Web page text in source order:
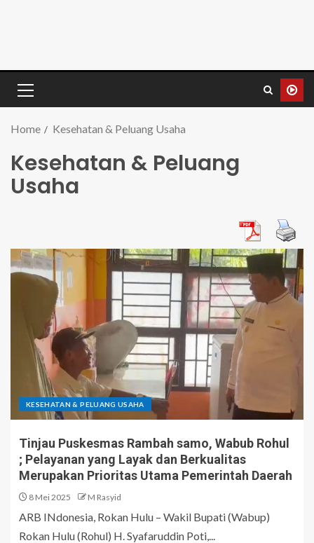
Home Kesehatan & Peluang Usaha
Kesehatan & Peluang
Usaha
KESEHATAN & PELUANG USAHA
Tinjau Puskesmas Rambah samo, Wabub Rohul
; Pelayanan yang Layak dan Berkualitas
Merupakan Prioritas Utama Pemerintah Daerah
8 Mei 2025 M Rasyid
ARB INdonesia, Rokan Hulu – Wakil Bupati (Wabup)
Rokan Hulu (Rohul) H. Syafaruddin Poti,...